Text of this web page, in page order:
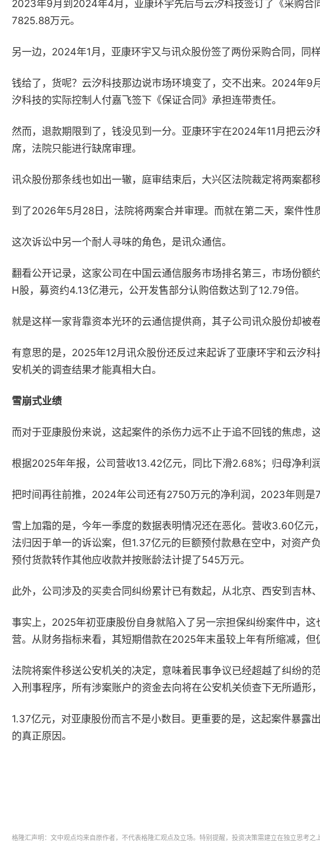
2023年9月到 2024年4月，亚康环宇先后与云汐科技签订了《采购
7825.88万元。
另一边， 2024年1月，亚康环宇又与讯众股份签了两份采购合同，同
钱给了，货呢？云汐科技那边说市场环境变了，交不出来。 2024年9月
汐科技的实际控制人付嘉飞签下《保证合同》承担连带责任。
然而，退款期限到了，钱没见到一分。亚康环宇在2024年11月把云汐
席，法院只能进行缺席审理。
讯众股份那条线也如出一辙，庭审结束后，大兴区法院裁定将两案都
到了2026年5月 28 日，法院将两案合并审理。而就在第二天，案件
这次诉讼中另一个耐人寻味的角色，是讯众通信。
翻看公开记录，这家公司在中国云通信服务市场排名第三，市场份额
H股，募资约4.13亿港元，公开发售部分认购倍数达到了12.79倍。
就是这样一家背靠资本光环的云通信提供商，其子公司讯众股份却被
有意思的是， 2025年12月讯众股份还反过来起诉了亚康环宇和云汐
安机关的调查结果才能真相大白。
雪崩式业绩
而对于亚康股份来说，这起案件的杀伤力远不止于追不回钱的焦虑，
根据2025年年报 ，公司 营收13.42亿元，同比下滑2.68% ；归母净利
把时间再往前推， 2024年公司还有2750万元的净利润， 2023年则是
雪上加霜的是，今年一季度的数据表明情况还在恶化。营收3.60亿元
法归因于单一的诉讼案，但1.37亿元的巨额预付款悬在空中，对资产
预付货款转作其他应收款并按账龄法计提了545万元。
此外，公司涉及的买卖合同纠纷累计已有数起，从北京、西安到吉林
事实上， 2025年初亚康股份自身就陷入了另一宗担保纠纷案件中，这
营。从财务指标来看，其短期借款在2025年末虽较上年有所缩减，但
法院将案件移送公安机关的决定，意味着民事争议已经超越了纠纷
入刑事程序，所有涉案账户的资金去向将在公安机关侦查下无所遁形
1.37亿元，对亚康股份而言不是小数目。更重要的是，这起案件暴露
的真正原因。
格隆汇声明：文中观点均来自原作者，不代表格隆汇观点及立场。特别提醒，投资决策需建立在独立思考之